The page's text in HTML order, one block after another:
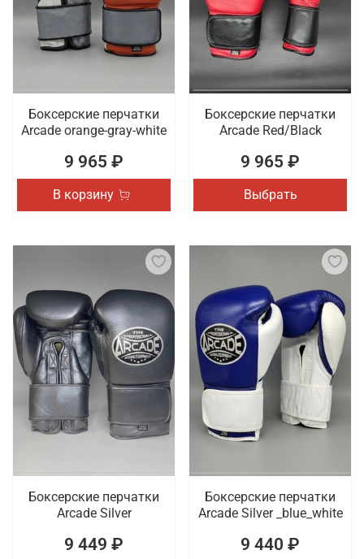
Боксерские перчатки
Arcade orange-gray-white
9 965 ₽
В корзину
Боксерские перчатки
Arcade Red/Black
9 965 ₽
Выбрать
Боксерские перчатки
Arcade Silver
9 449 ₽
Боксерские перчатки
Arcade Silver _blue_white
9 440 ₽